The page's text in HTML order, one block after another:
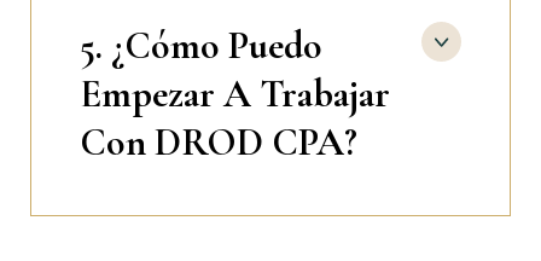
5. ¿Cómo Puedo
Empezar A Trabajar
Con DROD CPA?